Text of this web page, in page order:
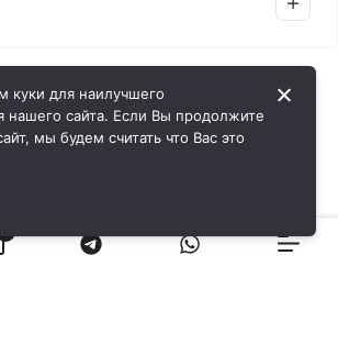
куки для наилучшего
нашего сайта. Если Вы продолжите
мы будем считать что Вас это